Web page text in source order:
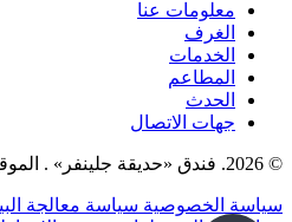
معلومات عنا
الغرف
الخدمات
المطاعم
الحدث
جهات الاتصال
© 2026. فندق «حديقة جلينفر» . الموقع الرسمي.
سياسة الخصوصية سياسة معالجة